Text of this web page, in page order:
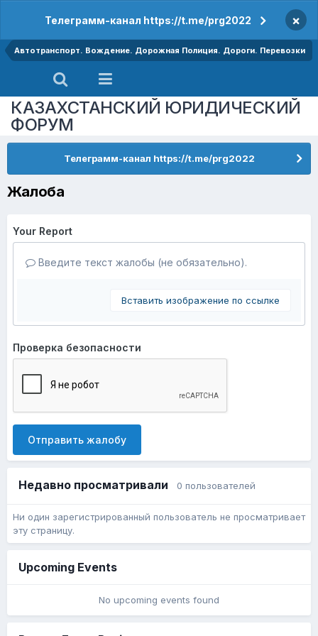
Телеграмм-канал https://t.me/prg2022 ×
Автотранспорт. Вождение. Дорожная Полиция. Дороги. Перевозки
КАЗАХСТАНСКИЙ ЮРИДИЧЕСКИЙ
ФОРУМ
Телеграмм-канал https://t.me/prg2022
Жалоба
Your Report
Введите текст жалобы (не обязательно).
Вставить изображение по ссылке
Проверка безопасности
Отправить жалобу
Недавно просматривали 0 пользователей
Ни один зарегистрированный пользователь не просматривает
эту страницу.
Upcoming Events
No upcoming events found